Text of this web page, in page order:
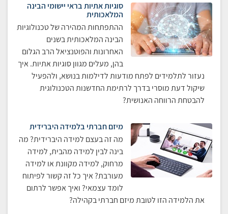
סוגיות אתיות בראי יישומי הבינה
המלאכותית
ההתפתחות המהירה של טכנולוגיות
הבינה המלאכותית בשנים
האחרונות והפוטנציאל הרב הגלום
בהן, מעלים מגוון סוגיות אתיות. איך
נעזור לתלמידים לפתח מודעות לדילמות בנושא, ולהפעיל
שיקול דעת מוסרי בדרך לרתימת החדשנות הטכנולוגית
להבטחת הרווחה האנושית?
מיזם חברתי בלמידה היברידית
מה זה בעצם למידה היברידית? מה
בינה לבין למידה מהבית, למידה
מרחוק, למידה מקוונת או למידה
מעורבת? איך כל זה קשור לפיתוח
לומד עצמאי? ואיך אפשר לרתום
את הלמידה הזו לטובת מיזם חברתי בקהילה?